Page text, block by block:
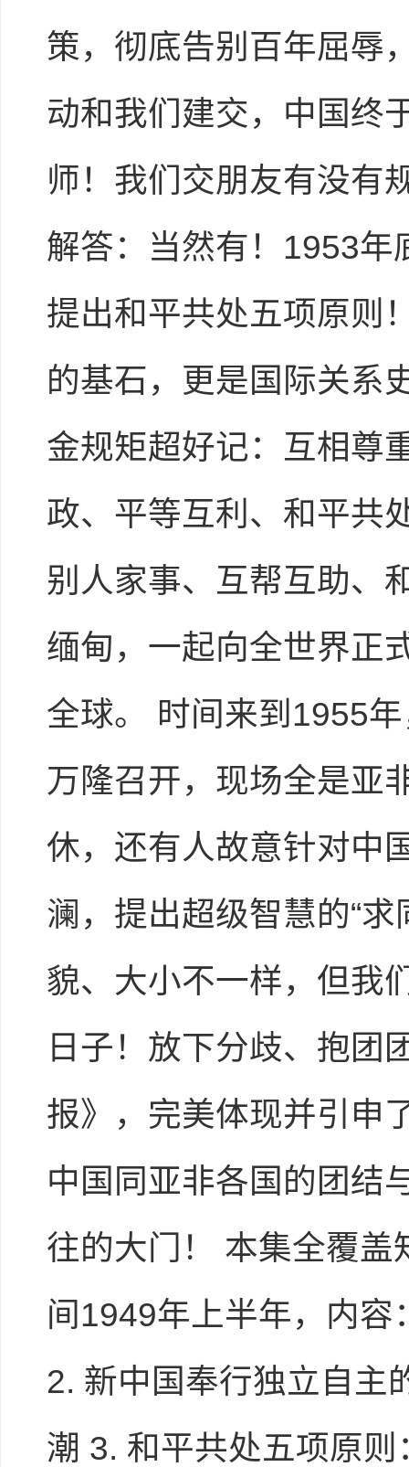
策，彻底告别百年屈辱
动和我们建交，中国终
师！我们交朋友有没有
解答：当然有！1953年
提出和平共处五项原则
的基石，更是国际关系
金规矩超好记：互相尊
政、平等互利、和平共
别人家事、互帮互助、
缅甸，一起向全世界正
全球。 时间来到1955
万隆召开，现场全是亚
休，还有人故意针对中
澜，提出超级智慧的“
貌、大小不一样，但我
日子！放下分歧、抱团
报》，完美体现并引申
中国同亚非各国的团结
往的大门！ 本集全覆
间1949年上半年，内
2. 新中国奉行独立自主
潮 3. 和平共处五项原
进入下载学案